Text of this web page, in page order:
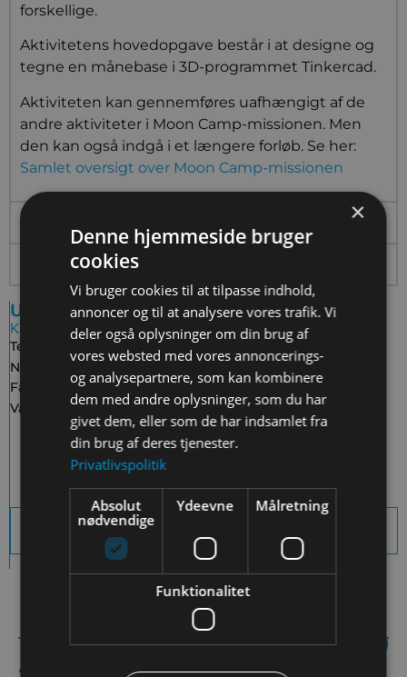
forskellige.
Aktivitetens hovedopgave består i at designe og
tegne en månebase i 3D-programmet Tinkercad.
Aktiviteten kan gennemføres uafhængigt af de
andre aktiviteter i Moon Camp-missionen. Men
den kan også indgå i et længere forløb. Se her:
Samlet oversigt over Moon Camp-missionen
Inspiration
Undervisningsaktivitet
Kategorier
Tema:
Moon Camp
Niveau:
Fag:
Håndværk og design ,Matematik,Natur/teknologi
Varighed:6 lektioner
Download Elevark
Download sidens indhold som PDF
Andre aktiviteter:
×
Denne hjemmeside bruger
cookies
Vi bruger cookies til at tilpasse indhold,
annoncer og til at analysere vores trafik. Vi
deler også oplysninger om din brug af
vores websted med vores annoncerings-
og analysepartnere, som kan kombinere
dem med andre oplysninger, som du har
givet dem, eller som de har indsamlet fra
din brug af deres tjenester.
Privatlivspolitik
Absolut
nødvendige
Ydeevne Målretning
Funktionalitet